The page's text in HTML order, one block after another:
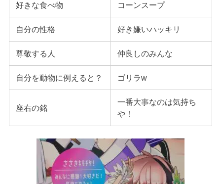
好きな食べ物 コーンスープ
自分の性格 好き嫌いハッキリ
尊敬する人 仲良しのみんな
自分を動物に例えると？ ゴリラw
座右の銘
一番大事なのは気持ち
や！